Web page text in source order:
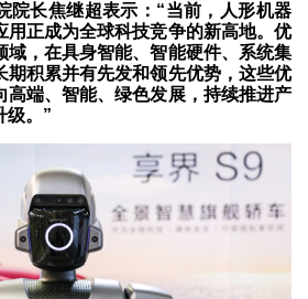
院长焦继超表示：“当前，人形机器
用正成为全球科技竞争的新高地。优
域，在具身智能、智能硬件、系统集
期积累并有先发和领先优势，这些优
高端、智能、绿色发展，持续推进产
级。”